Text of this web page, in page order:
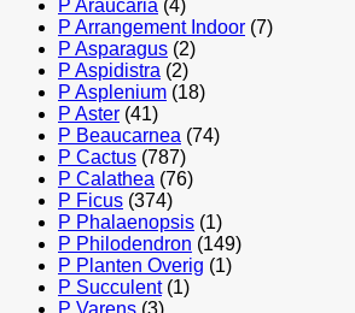
P Araucaria (4)
P Arrangement Indoor (7)
P Asparagus (2)
P Aspidistra (2)
P Asplenium (18)
P Aster (41)
P Beaucarnea (74)
P Cactus (787)
P Calathea (76)
P Ficus (374)
P Phalaenopsis (1)
P Philodendron (149)
P Planten Overig (1)
P Succulent (1)
P Varens (3)